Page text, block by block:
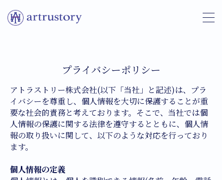
私たちについて
代表メッセージ
事業紹介
福祉・ケア事業
プライバシーポリシー
アトラストリー株式会社(以下「当社」と記述)は、プラ
イバシーを尊重し、個人情報を大切に保護することが重
要な社会的責務と考えております。そこで、当社では個
人情報の保護に関する法律を遵守するとともに、個人情
報の取り扱いに関して、以下のような対応を行っており
ます。
個人情報の定義